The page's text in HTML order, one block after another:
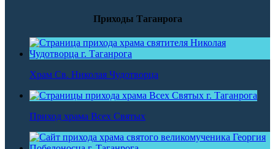
Приходы Таганрога
Храм Св. Николая Чудотворца
Приход храма Всех Святых